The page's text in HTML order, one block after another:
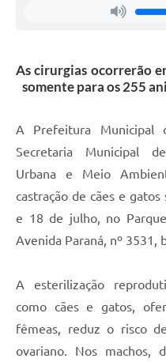
As cirurgias ocorrerão
somente para os 255
A Prefeitura Municipal
Secretaria Municipal
Urbana e Meio
castração de cães e
e 18 de julho, no
Avenida Paraná, nº 3531,
A esterilização
como cães e gatos,
fêmeas, reduz o risco
ovariano. Nos machos,